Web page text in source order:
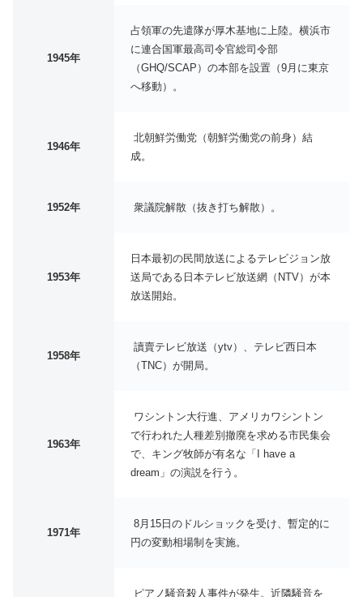
1945年
占領軍の先遣隊が厚木基地に上陸。横浜市
に連合国軍最高司令官総司令部
（GHQ/SCAP）の本部を設置（9月に東京
へ移動）。
1946年
北朝鮮労働党（朝鮮労働党の前身）結
成。
1952年 衆議院解散（抜き打ち解散）。
1953年
日本最初の民間放送によるテレビジョン放
送局である日本テレビ放送網（NTV）が本
放送開始。
1958年
讀賣テレビ放送（ytv）、テレビ西日本
（TNC）が開局。
1963年
ワシントン大行進、アメリカワシントン
で行われた人種差別撤廃を求める市民集会
で、キング牧師が有名な「I have a
dream」の演説を行う。
1971年
8月15日のドルショックを受け、暫定的に
円の変動相場制を実施。
ピアノ騒音殺人事件が発生。近隣騒音を